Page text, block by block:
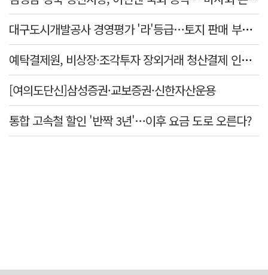
대구도시개발공사 경영평가 '라'등급…토지 판매 부진에 1년 만에 두 단계 '뚝'
예탁결제원, 비상장·조각투자 장외거래 청산결제 인프라 구축 착수…연내 가동
[여의도단신]삼성증권·교보증권·신한자산운용
통합 고속철 할인 '반짝 3년'…이후 요금 도로 오른다?